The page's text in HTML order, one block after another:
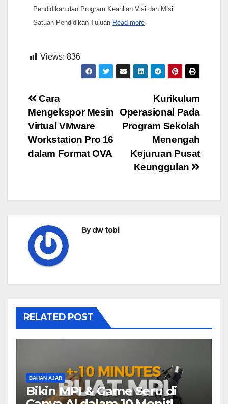
Pendidikan dan Program Keahlian Visi dan Misi
Satuan Pendidikan Tujuan Read more
Views: 836
Post
navigation
Kurikulum
Operasional Pada
Program Sekolah
Menengah
Kejuruan Pusat
Keunggulan
Cara
Mengekspor Mesin
Virtual VMware
Workstation Pro 16
dalam Format OVA
Bydw tobi
RELATED POST
BAHAN AJAR
Bikin MPI & Game Seru di